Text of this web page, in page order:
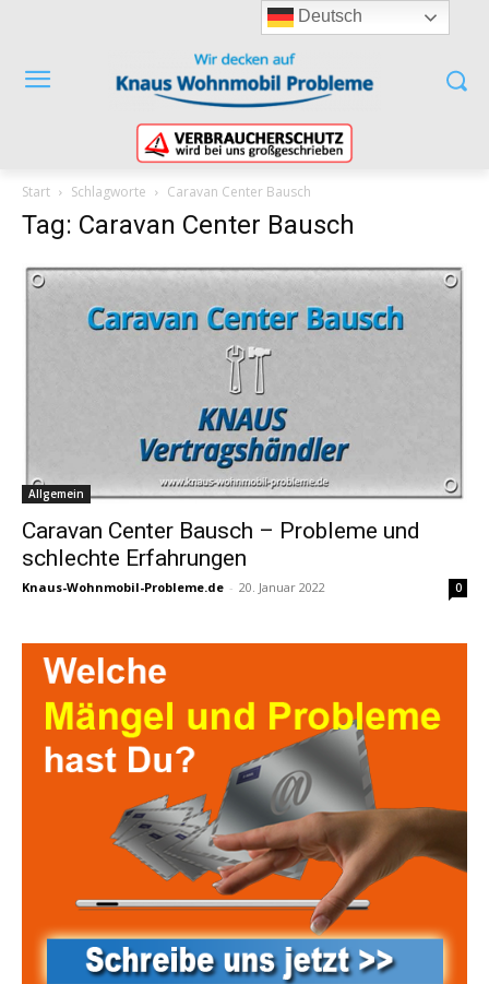
Start Schlagworte Caravan Center Bausch
Tag: Caravan Center Bausch
Allgemein
Caravan Center Bausch – Probleme und
schlechte Erfahrungen
Knaus-Wohnmobil-Probleme.de - 20. Januar 2022 0
Deutsch